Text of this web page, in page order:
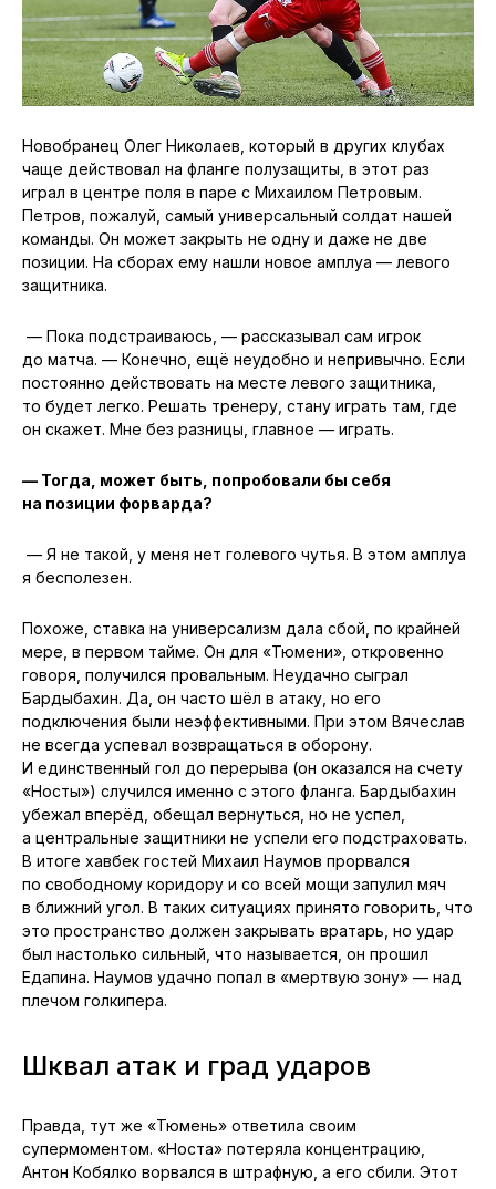
Новобранец Олег Николаев, который в других клубах
чаще действовал на фланге полузащиты, в этот раз
играл в центре поля в паре с Михаилом Петровым.
Петров, пожалуй, самый универсальный солдат нашей
команды. Он может закрыть не одну и даже не две
позиции. На сборах ему нашли новое амплуа — левого
защитника.
— Пока подстраиваюсь, — рассказывал сам игрок
до матча. — Конечно, ещё неудобно и непривычно. Если
постоянно действовать на месте левого защитника,
то будет легко. Решать тренеру, стану играть там, где
он скажет. Мне без разницы, главное — играть.
— Тогда, может быть, попробовали бы себя
на позиции форварда?
— Я не такой, у меня нет голевого чутья. В этом амплуа
я бесполезен.
Похоже, ставка на универсализм дала сбой, по крайней
мере, в первом тайме. Он для «Тюмени», откровенно
говоря, получился провальным. Неудачно сыграл
Бардыбахин. Да, он часто шёл в атаку, но его
подключения были неэффективными. При этом Вячеслав
не всегда успевал возвращаться в оборону.
И единственный гол до перерыва (он оказался на счету
«Носты») случился именно с этого фланга. Бардыбахин
убежал вперёд, обещал вернуться, но не успел,
а центральные защитники не успели его подстраховать.
В итоге хавбек гостей Михаил Наумов прорвался
по свободному коридору и со всей мощи запулил мяч
в ближний угол. В таких ситуациях принято говорить, что
это пространство должен закрывать вратарь, но удар
был настолько сильный, что называется, он прошил
Едапина. Наумов удачно попал в «мертвую зону» — над
плечом голкипера.
Шквал атак и град ударов
Правда, тут же «Тюмень» ответила своим
супермоментом. «Носта» потеряла концентрацию,
Антон Кобялко ворвался в штрафную, а его сбили. Этот